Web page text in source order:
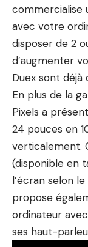
commercialise
avec votre
disposer de 2
d’augmenter
Duex sont déjà
En plus de la
Pixels a
24 pouces en
verticalement.
(disponible en
l’écran selon
propose
ordinateur
ses haut-